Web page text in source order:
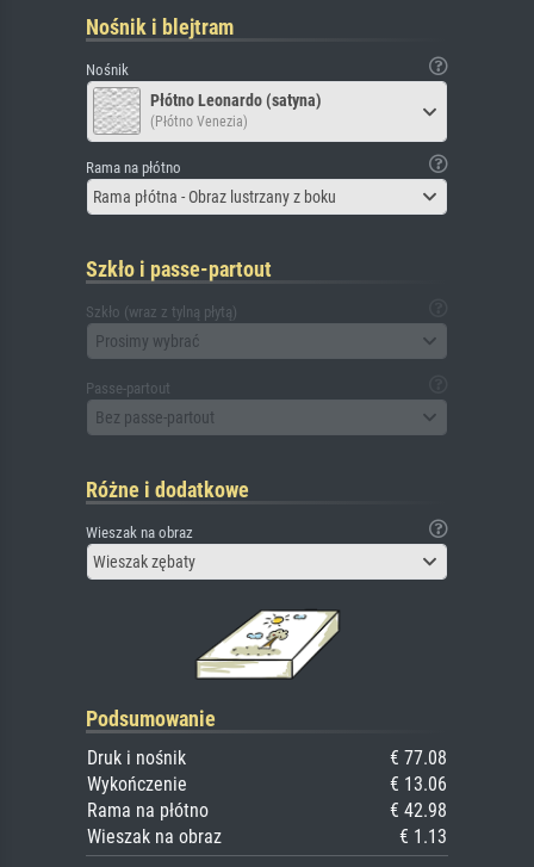
Nośnik i blejtram
Nośnik
Płótno Leonardo (satyna)
(Płótno Venezia)
Rama na płótno
Rama płótna - Obraz lustrzany z boku
Szkło i passe-partout
Szkło (wraz z tylną płytą)
Prosimy wybrać
Passe-partout
Bez passe-partout
Różne i dodatkowe
Wieszak na obraz
Wieszak zębaty
Podsumowanie
Druk i nośnik
€ 77.08
Wykończenie
€ 13.06
Rama na płótno
€ 42.98
Wieszak na obraz
€ 1.13